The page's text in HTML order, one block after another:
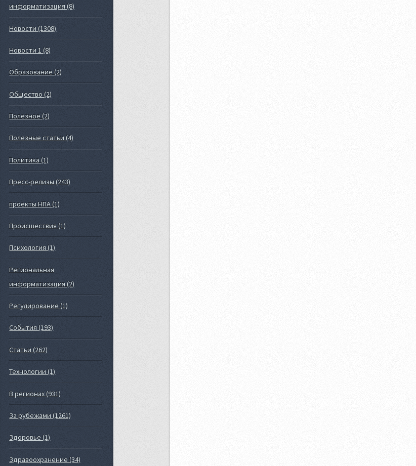
информатизация (8)
Новости (1308)
Новости 1 (8)
Образование (2)
Общество (2)
Полезное (2)
Полезные статьи (4)
Политика (1)
Пресс-релизы (243)
проекты НПА (1)
Происшествия (1)
Психология (1)
Региональная
информатизация (2)
Регулирование (1)
События (193)
Статьи (262)
Технологии (1)
В регионах (931)
За рубежами (1261)
Здоровье (1)
Здравоохранение (34)